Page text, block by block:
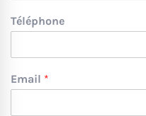
Téléphone
Email *